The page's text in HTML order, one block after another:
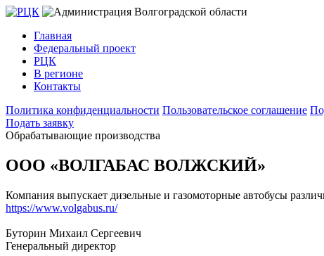
Главная
Федеральный проект
РЦК
В регионе
Контакты
Политика конфиденциальности Пользовательское соглашение
Подать заявку
Обрабатывающие производства
ООО «ВОЛГАБАС ВОЛЖСКИЙ»
Компания выпускает дизельные и газомоторные автобусы
https://www.volgabus.ru/
Буторин Михаил Сергеевич
Генеральный директор